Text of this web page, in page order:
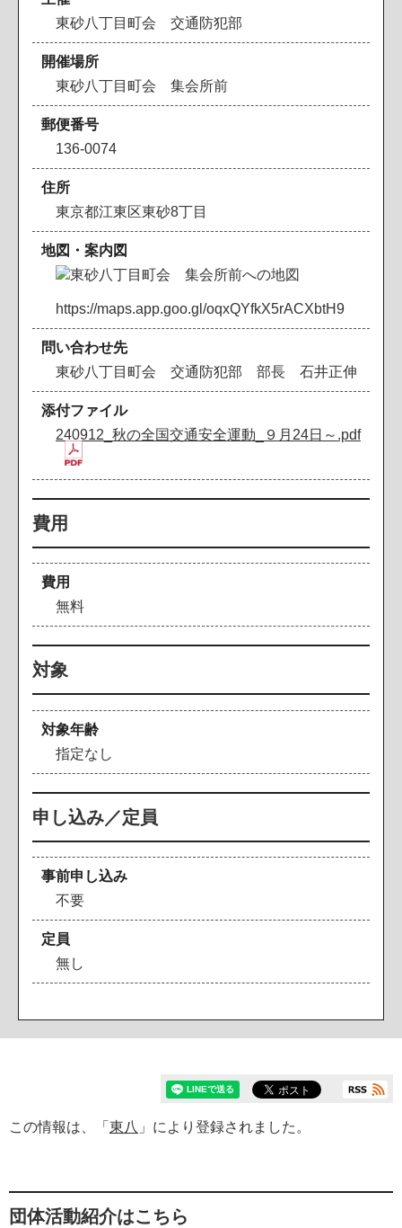
東砂八丁目町会 交通防犯部
開催場所
東砂八丁目町会 集会所前
郵便番号
136-0074
住所
東京都江東区東砂8丁目
地図・案内図
https://maps.app.goo.gl/oqxQYfkX5rACXbtH9
問い合わせ先
東砂八丁目町会 交通防犯部 部長 石井正伸
添付ファイル
240912_秋の全国交通安全運動_９月24日～.pdf
費用
費用
無料
対象
対象年齢
指定なし
申し込み／定員
事前申し込み
不要
定員
無し
この情報は、「 東八 」により登録されました。
団体活動紹介はこちら